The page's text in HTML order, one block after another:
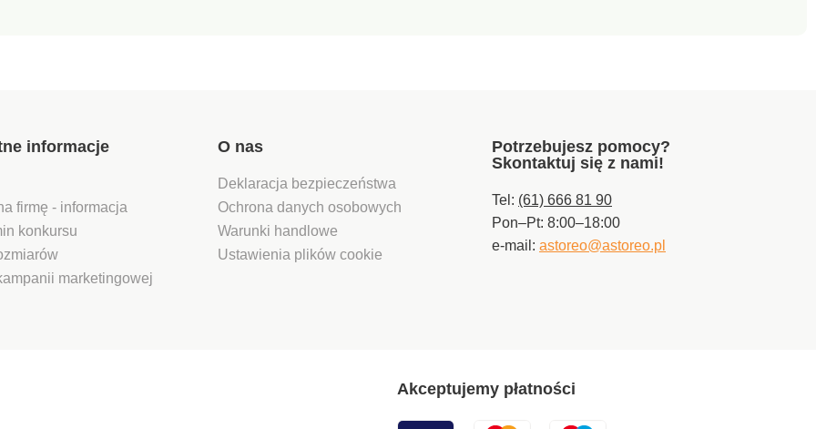
informacje
firmę - informacja
konkursu
marketingowej
O nas
Deklaracja bezpieczeństwa
Ochrona danych osobowych
Warunki handlowe
Ustawienia plików cookie
Potrzebujesz pomocy?
Skontaktuj się z nami!
Tel: (61) 666 81 90
Pon–Pt: 8:00–18:00
e-mail: astoreo@astoreo.pl
Akceptujemy płatności